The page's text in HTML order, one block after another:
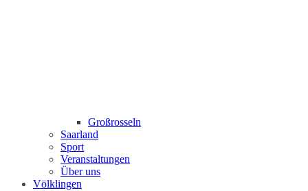
Großrosseln
Saarland
Sport
Veranstaltungen
Über uns
Völklingen